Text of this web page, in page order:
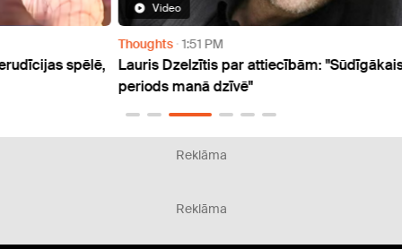
Video
1:51 PM
Lauris Dzelzītis par attiecībām: "Sūdīgākais
periods manā dzīvē"
Reklāma
Reklāma